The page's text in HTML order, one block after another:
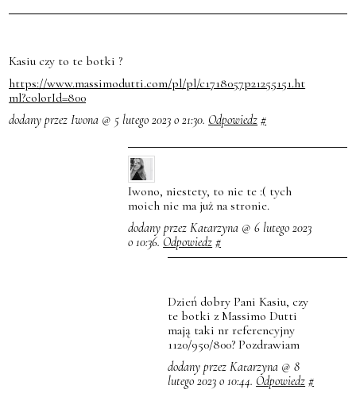
Kasiu czy to te botki ?
https://www.massimodutti.com/pl/pl/c1718057p21255151.ht
ml?colorId=800
dodany przez Iwona @ 5 lutego 2023 o 21:30. Odpowiedz #
Iwono, niestety, to nie te :( tych
moich nie ma już na stronie.
dodany przez Katarzyna @ 6 lutego 2023
o 10:36. Odpowiedz #
Dzień dobry Pani Kasiu, czy
te botki z Massimo Dutti
mają taki nr referencyjny
1120/950/800? Pozdrawiam
dodany przez Katarzyna @ 8
lutego 2023 o 10:44. Odpowiedz #